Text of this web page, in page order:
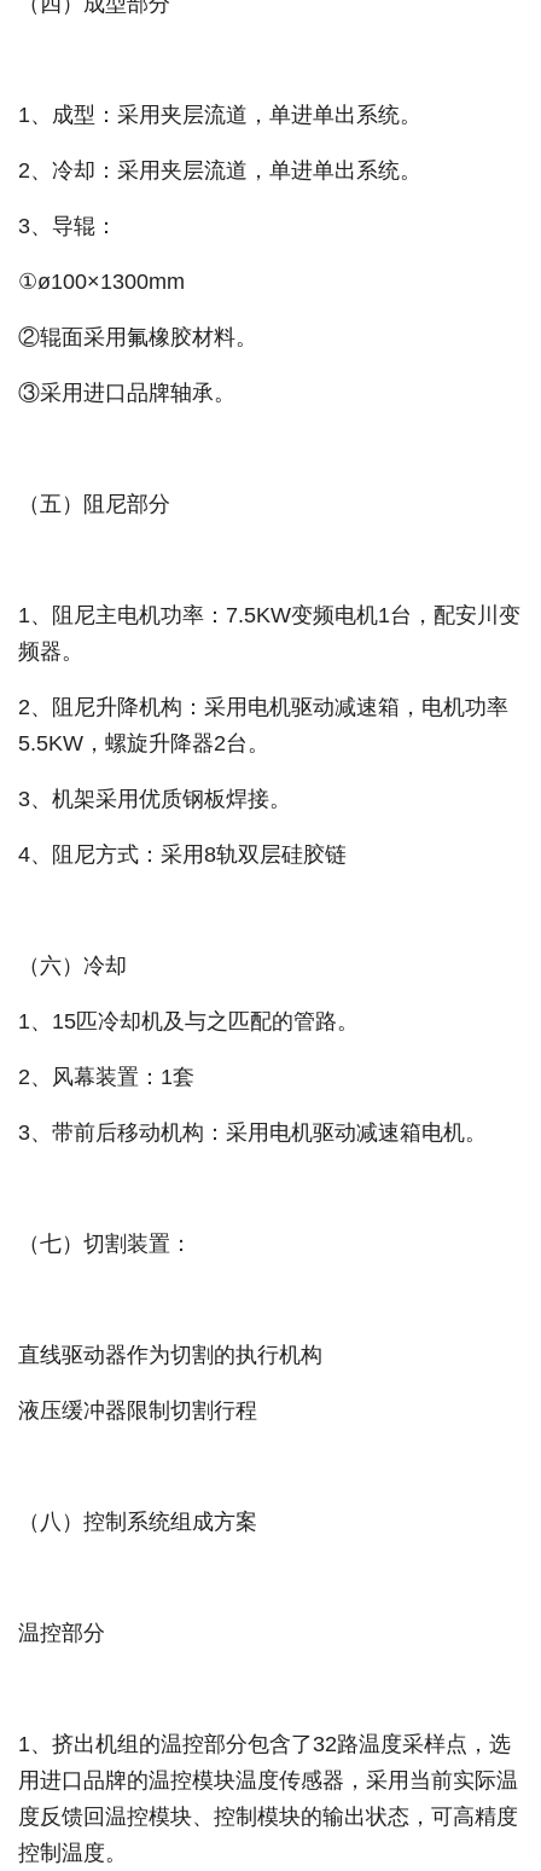
1、成型：采用夹层流道，单进单出系统。
2、冷却：采用夹层流道，单进单出系统。
3、导辊：
①ø100×1300mm
②辊面采用氟橡胶材料。
③采用进口品牌轴承。
（五）阻尼部分
1、阻尼主电机功率：7.5KW变频电机1台，配安川变
频器。
2、阻尼升降机构：采用电机驱动减速箱，电机功率
5.5KW，螺旋升降器2台。
3、机架采用优质钢板焊接。
4、阻尼方式：采用8轨双层硅胶链
（六）冷却
1、15匹冷却机及与之匹配的管路。
2、风幕装置：1套
3、带前后移动机构：采用电机驱动减速箱电机。
（七）切割装置：
直线驱动器作为切割的执行机构
液压缓冲器限制切割行程
（八）控制系统组成方案
温控部分
1、挤出机组的温控部分包含了32路温度采样点，选
用进口品牌的温控模块温度传感器，采用当前实际温
度反馈回温控模块、控制模块的输出状态，可高精度
控制温度。